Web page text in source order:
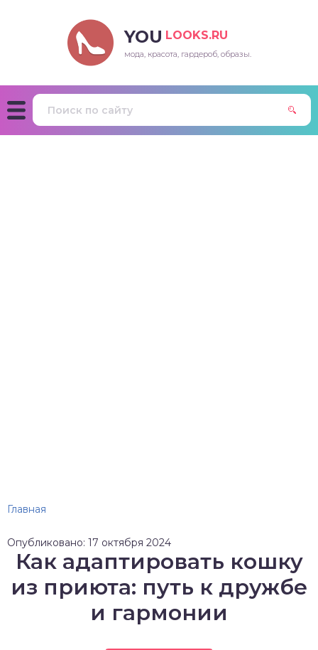
YOU LOOKS.RU
мода, красота, гардероб, образы.
Главная
Опубликовано: 17 октября 2024
Как адаптировать кошку
из приюта: путь к дружбе
и гармонии